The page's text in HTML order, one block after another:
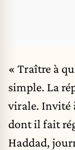
« Traître à
simple. La
virale. Invité
dont il fait
Haddad,